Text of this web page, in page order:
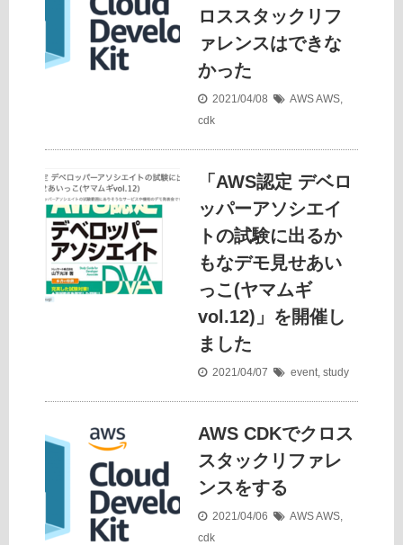
ロススタックリフ
ァレンスはできな
かった
2021/04/08 AWSAWS,
cdk
「AWS認定 デベロ
ッパーアソシエイ
トの試験に出るか
もなデモ見せあい
っこ(ヤマムギ
vol.12)」を開催し
ました
2021/04/07 event, study
AWS CDKでクロス
スタックリファレ
ンスをする
2021/04/06 AWSAWS,
cdk